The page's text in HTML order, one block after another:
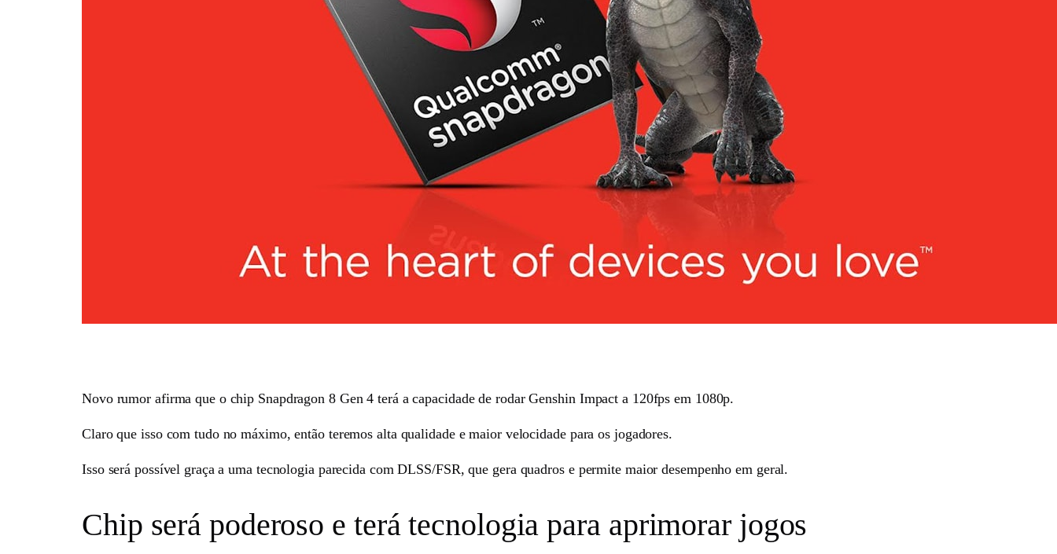
Novo rumor afirma que o chip Snapdragon 8 Gen 4 terá a capacidade de rodar Genshin Impact a 120fps em 1080p.
Claro que isso com tudo no máximo, então teremos alta qualidade e maior velocidade para os jogadores.
Isso será possível graça a uma tecnologia parecida com DLSS/FSR, que gera quadros e permite maior desempenho em geral.
Chip será poderoso e terá tecnologia para aprimorar jogos